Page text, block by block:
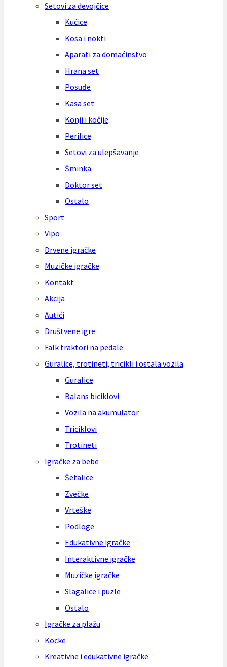
Setovi za devojčice
Kućice
Kosa i nokti
Aparati za domaćinstvo
Hrana set
Posuđe
Kasa set
Konji i kočije
Perilice
Setovi za ulepšavanje
Šminka
Doktor set
Ostalo
Sport
Vipo
Drvene igračke
Muzičke igračke
Kontakt
Akcija
Autići
Društvene igre
Falk traktori na pedale
Guralice, trotineti, tricikli i ostala vozila
Guralice
Balans biciklovi
Vozila na akumulator
Triciklovi
Trotineti
Igračke za bebe
Šetalice
Zvečke
Vrteške
Podloge
Edukativne igračke
Interaktivne igračke
Muzičke igračke
Slagalice i puzle
Ostalo
Igračke za plažu
Kocke
Kreativne i edukativne igračke